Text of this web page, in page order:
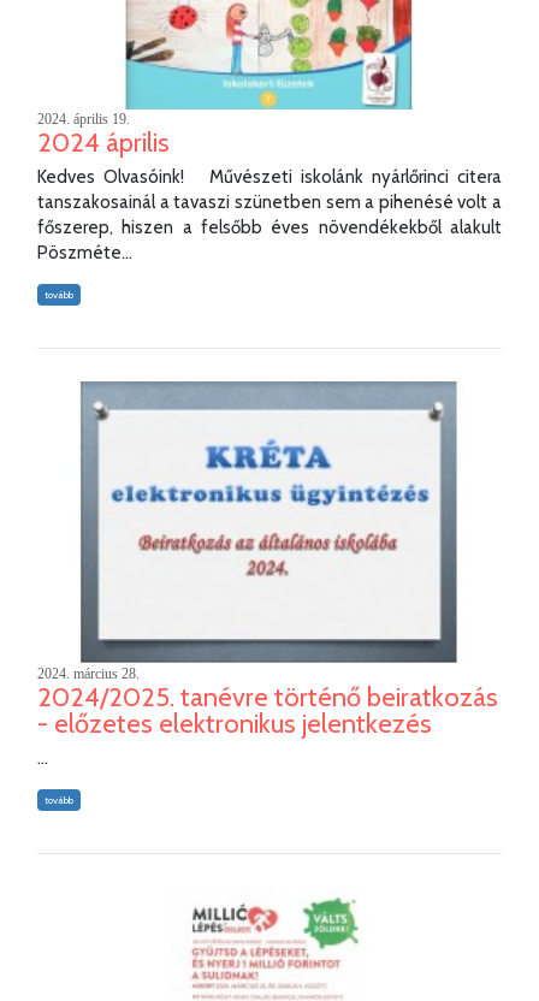
2024. április 19.
2024 április
Kedves Olvasóink! Művészeti iskolánk nyárlőrinci citera
tanszakosainál a tavaszi szünetben sem a pihenésé volt a
főszerep, hiszen a felsőbb éves növendékekből alakult
Pöszméte...
tovább
2024. március 28.
2024/2025. tanévre történő beiratkozás
- előzetes elektronikus jelentkezés
...
tovább